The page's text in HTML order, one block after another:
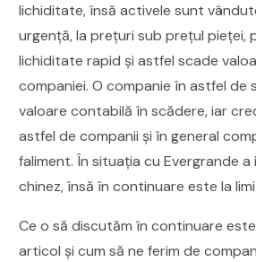
lichiditate, însă activele sunt
urgență, la prețuri sub prețul pieței,
lichiditate rapid și astfel scade
companiei. O companie în astfel de
valoare contabilă în scădere, iar
astfel de companii și în general
faliment. În situația cu Evergrande
chinez, însă în continuare este la
Ce o să discutăm în continuare
articol și cum să ne ferim de